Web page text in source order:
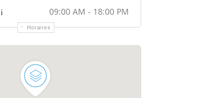
09:00 AM - 18:00 PM
Horaires